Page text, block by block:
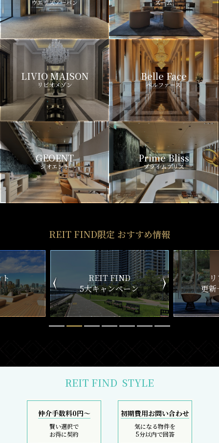
ウエリスアーバン ズーム
LIVIO MAISON
リビオメゾン
Belle Face
ベルファース
GEOENT
ジオエント
Prime Bliss
プライムブリス
REIT FIND限定 おすすめ情報
ン
リアルタイム
更新一覧チェック
新
REIT FIND STYLE
仲介手数料0円～
賢い選択で
お得に契約
初期費用お問い合わせ
気になる物件を
5分以内で回答